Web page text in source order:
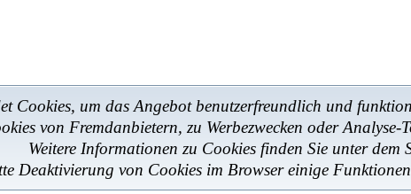
Cookies, um das Angebot benutzerfreundlich und
von Fremdanbietern, zu Werbezwecken oder Analyse-
Weitere Informationen zu Cookies finden Sie unter dem
Deaktivierung von Cookies im Browser einige